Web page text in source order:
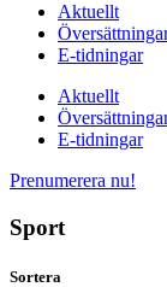
Aktuellt
E-tidningar
Aktuellt
E-tidningar
Prenumerera nu!
Sport
Sortera